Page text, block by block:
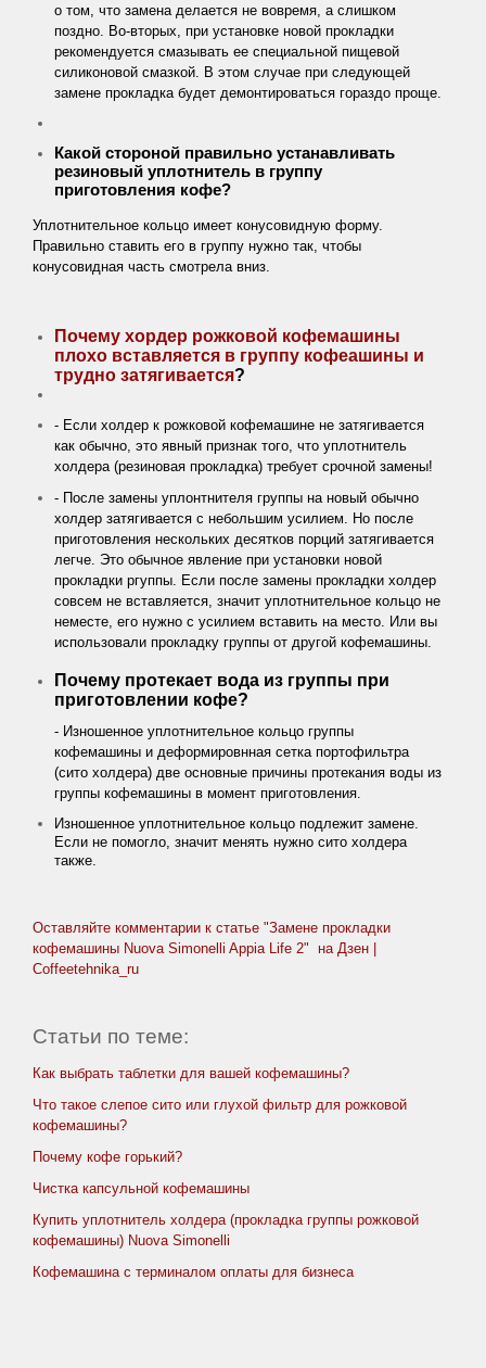
о том, что замена делается не вовремя, а слишком
поздно. Во-вторых, при установке новой прокладки
рекомендуется смазывать ее специальной пищевой
силиконовой смазкой. В этом случае при следующей
замене прокладка будет демонтироваться гораздо проще.
Какой стороной правильно устанавливать
резиновый уплотнитель в группу
приготовления кофе?
Уплотнительное кольцо имеет конусовидную форму.
Правильно ставить его в группу нужно так, чтобы
конусовидная часть смотрела вниз.
Почему хордер рожковой кофемашины
плохо вставляется в группу кофеашины и
трудно затягивается?
- Если холдер к рожковой кофемашине не затягивается
как обычно, это явный признак того, что уплотнитель
холдера (резиновая прокладка) требует срочной замены!
- После замены уплонтнителя группы на новый обычно
холдер затягивается с небольшим усилием. Но после
приготовления нескольких десятков порций затягивается
легче. Это обычное явление при установки новой
прокладки ргуппы. Если после замены прокладки холдер
совсем не вставляется, значит уплотнительное кольцо не
неместе, его нужно с усилием вставить на место. Или вы
использовали прокладку группы от другой кофемашины.
Почему протекает вода из группы при
приготовлении кофе?
- Изношенное уплотнительное кольцо группы
кофемашины и деформировнная сетка портофильтра
(сито холдера) две основные причины протекания воды из
группы кофемашины в момент приготовления.
Изношенное уплотнительное кольцо подлежит замене.
Если не помогло, значит менять нужно сито холдера
также.
Оставляйте комментарии к статье "Замене прокладки
кофемашины Nuova Simonelli Appia Life 2" на Дзен |
Coffeetehnika_ru
Статьи по теме:
Как выбрать таблетки для вашей кофемашины?
Что такое слепое сито или глухой фильтр для рожковой
кофемашины?
Почему кофе горький?
Чистка капсульной кофемашины
Купить уплотнитель холдера (прокладка группы рожковой
кофемашины) Nuova Simonelli
Кофемашина с терминалом оплаты для бизнеса